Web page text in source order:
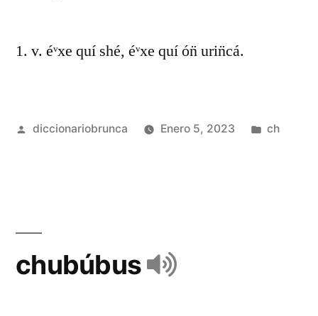
1. v. éᵛxe quí shé, éᵛxe quí ón̈ urin̈cá.
diccionariobrunca Enero 5, 2023 ch
chubúbus